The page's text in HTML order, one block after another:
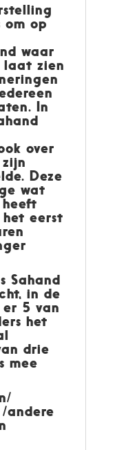
op
waar
laat zien
In
over
Deze
wat
het eerst
Sahand
in de
5 van
het
drie
mee
andere